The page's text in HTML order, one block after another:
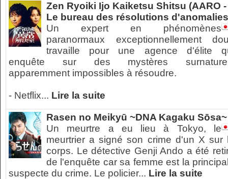
Zen Ryoiki Ijo Kaiketsu Shitsu (AARO -
Le bureau des résolutions
Un expert en phénomènes
paranormaux exceptionnellement
travaille pour une agence d'élite
enquête sur des mystères
apparemment impossibles à résoudre.
- Netflix... Lire la suite
Rasen no Meikyū ~DNA Kagaku Sōsa~
Un meurtre a eu lieu à Tokyo, le
meurtrier a signé son crime d'un X sur
corps. Le détective Genji Ando a été
de l'enquête car sa femme est la
suspecte du crime. Le policier... Lire la suite